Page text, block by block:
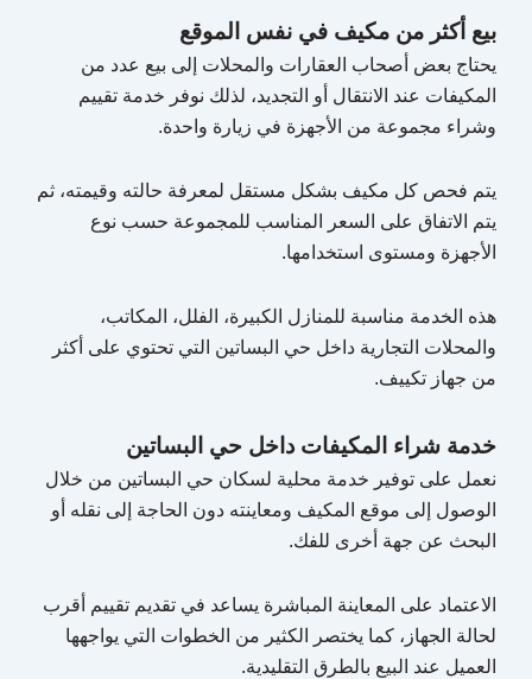
بيع أكثر من مكيف في نفس الموقع
يحتاج بعض أصحاب العقارات والمحلات إلى بيع عدد من
المكيفات عند الانتقال أو التجديد، لذلك نوفر خدمة تقييم
وشراء مجموعة من الأجهزة في زيارة واحدة.
يتم فحص كل مكيف بشكل مستقل لمعرفة حالته وقيمته، ثم
يتم الاتفاق على السعر المناسب للمجموعة حسب نوع
الأجهزة ومستوى استخدامها.
هذه الخدمة مناسبة للمنازل الكبيرة، الفلل، المكاتب،
والمحلات التجارية داخل حي البساتين التي تحتوي على أكثر
من جهاز تكييف.
خدمة شراء المكيفات داخل حي البساتين
نعمل على توفير خدمة محلية لسكان حي البساتين من خلال
الوصول إلى موقع المكيف ومعاينته دون الحاجة إلى نقله أو
البحث عن جهة أخرى للفك.
الاعتماد على المعاينة المباشرة يساعد في تقديم تقييم أقرب
لحالة الجهاز، كما يختصر الكثير من الخطوات التي يواجهها
العميل عند البيع بالطرق التقليدية.